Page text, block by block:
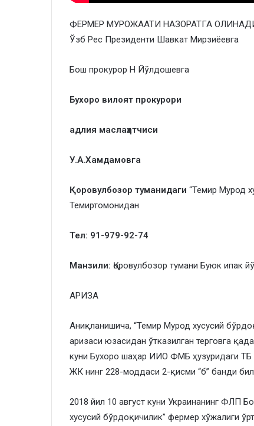
ФЕРМЕР МУРОЖААТИ НАЗОРАТГА
Ўзб Рес Президенти Шавкат Мирзиёевга
Бош прокурор Н Йўлдошевга
Бухоро вилоят прокурори
адлия маслаҳатчиси
У.А.Хамдамовга
Қоровулбозор туманидаги “Темир Мурод
Темиртомонидан
Тел: 91-979-92-74
Манзили: Қоровулбозор тумани Буюк ипак
АРИЗА
Аниқланишича, “Темир Мурод хусусий
аризаси юзасидан ўтказилган терговга
куни Бухоро шаҳар ИИО ФМБ ҳузуридаги
ЖК нинг 228-моддаси 2-қисми “б” банди
2018 йил 10 август куни Украинанинг ФЛП
хусусий бўрдоқичилик” фермер хўжалиги